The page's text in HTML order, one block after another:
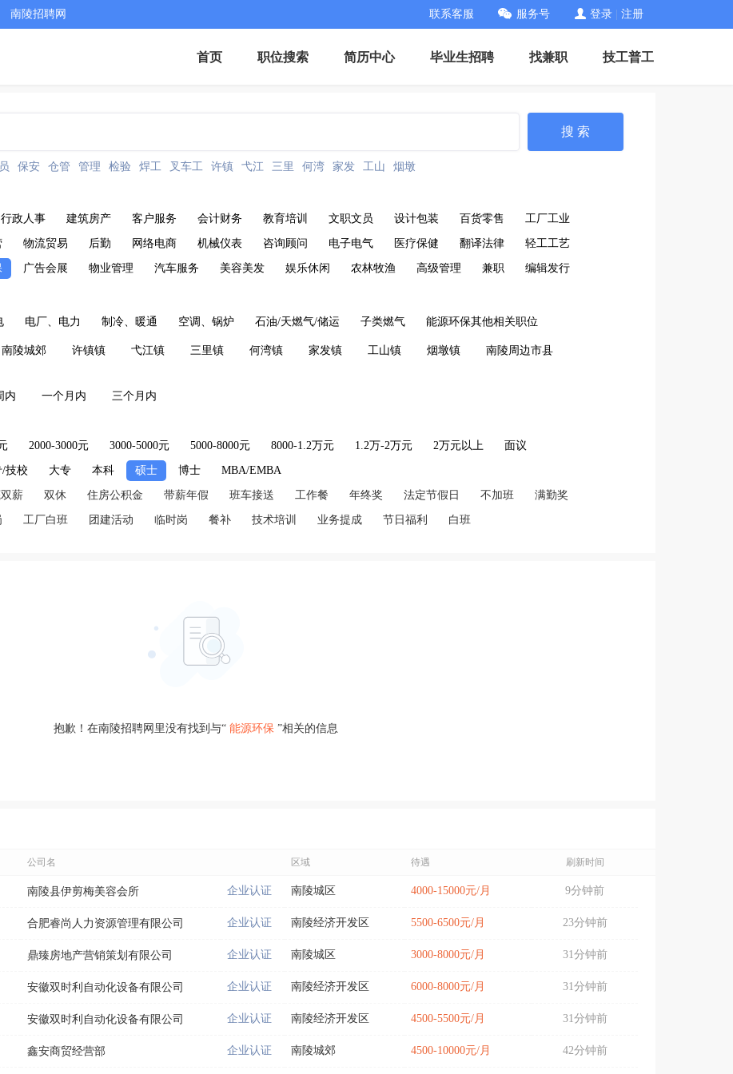
南陵招聘网 联系客服 服务号 登录 注册
首页 职位搜索 简历中心 毕业生招聘 找兼职 技工普工
搜 索
保安 仓管 管理 检验 焊工 叉车工 许镇 弋江 三里 何湾 家发 工山 烟墩
行政人事 建筑房产 客户服务 会计财务 教育培训 文职文员 设计包装 百货零售 工厂工业
物流贸易 后勤 网络电商 机械仪表 咨询顾问 电子电气 医疗保健 翻译法律 轻工工艺
广告会展 物业管理 汽车服务 美容美发 娱乐休闲 农林牧渔 高级管理 兼职 编辑发行
电厂、电力 制冷、暖通 空调、锅炉 石油/天燃气/储运 子类燃气 能源环保其他相关职位
南陵城郊 许镇镇 弋江镇 三里镇 何湾镇 家发镇 工山镇 烟墩镇
南陵周边市县
内 一个月内 三个月内
2000-3000元 3000-5000元 5000-8000元 8000-1.2万元 1.2万-2万元 2万元以上 面议
技校 大专 本科 硕士 博士 MBA/EMBA
薪 双休 住房公积金 带薪年假 班车接送 工作餐 年终奖 法定节假日 不加班 满勤奖
工厂白班 团建活动 临时岗 餐补 技术培训 业务提成 节日福利 白班
抱歉！在南陵招聘网里没有找到与“ 能源环保 ”相关的信息
公司名 区域 待遇 刷新时间
南陵县伊剪梅美容会所 企业认证 南陵城区 4000-15000元/月 9分钟前
合肥睿尚人力资源管理有限公司 企业认证 南陵经济开发区 5500-6500元/月 23分钟前
鼎臻房地产营销策划有限公司 企业认证 南陵城区 3000-8000元/月 31分钟前
安徽双时利自动化设备有限公司 企业认证 南陵经济开发区 6000-8000元/月 31分钟前
安徽双时利自动化设备有限公司 企业认证 南陵经济开发区 4500-5500元/月 31分钟前
鑫安商贸经营部 企业认证 南陵城郊 4500-10000元/月 42分钟前